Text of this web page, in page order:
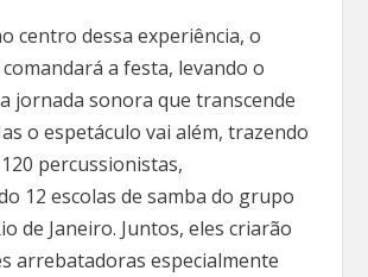
centro dessa experiência, o
a festa, levando o
jornada sonora que transcende
o espetáculo vai além, trazendo
percussionistas,
12 escolas de samba do grupo
de Janeiro. Juntos, eles criarão
arrebatadoras especialmente